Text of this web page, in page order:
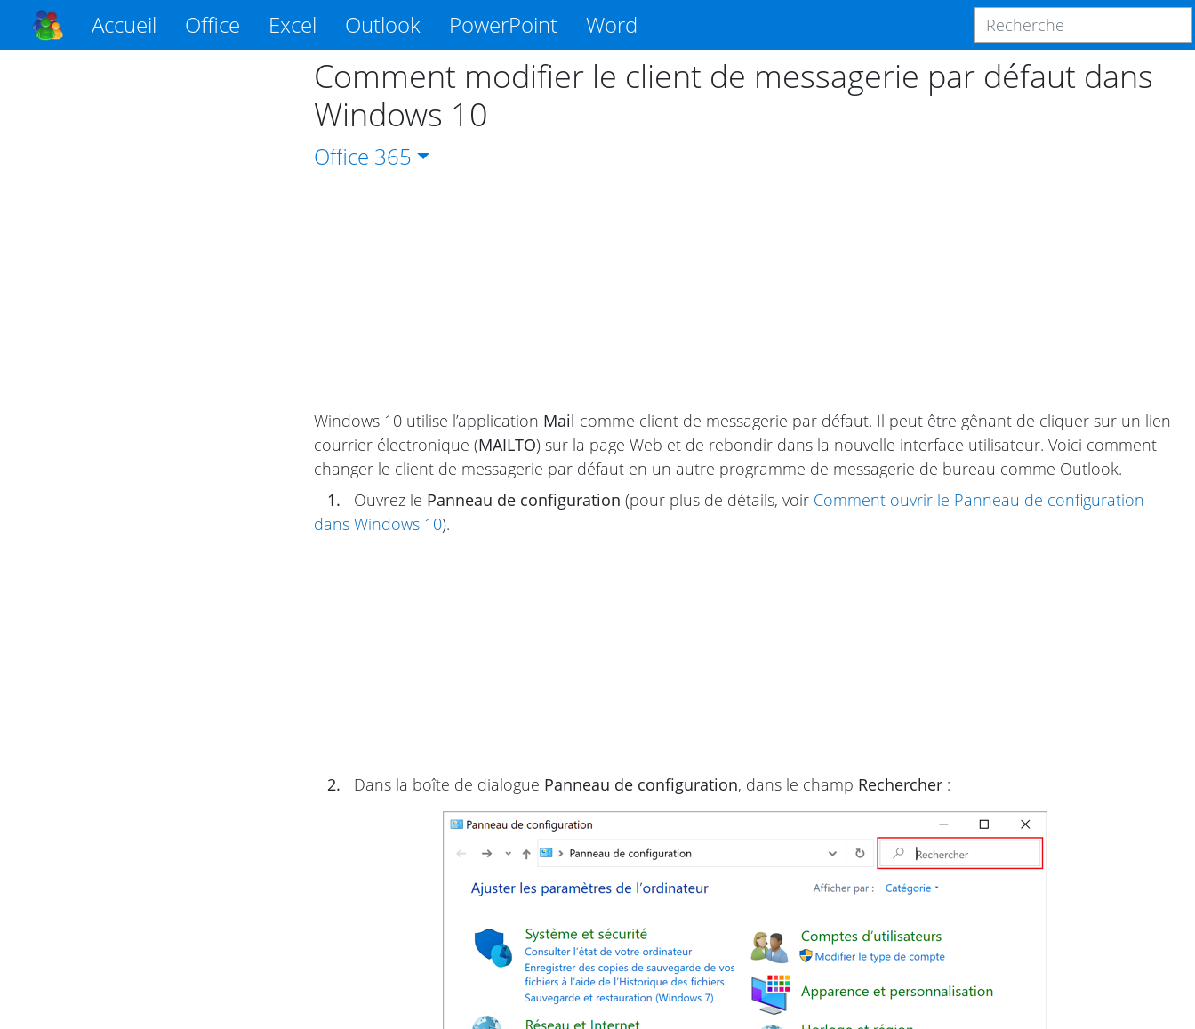
Accueil Office Excel Outlook PowerPoint Word
Comment modifier le client de messagerie par défaut dans
Windows 10
Office 365
Windows 10 utilise l’application Mail comme client de messagerie par défaut. Il peut être gênant de cliquer sur un lien
courrier électronique (MAILTO) sur la page Web et de rebondir dans la nouvelle interface utilisateur. Voici comment
changer le client de messagerie par défaut en un autre programme de messagerie de bureau comme Outlook.
1.
Ouvrez le Panneau de configuration (pour plus de détails, voir Comment ouvrir le Panneau de configuration
dans Windows 10).
2. Dans la boîte de dialogue Panneau de configuration, dans le champ Rechercher :